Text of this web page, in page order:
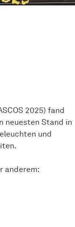
2025) fand
neuesten Stand in
und
anderem: